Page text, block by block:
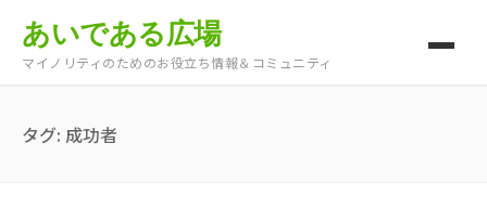
あいである広場
マイノリティのためのお役立ち情報＆コミュニティ
タグ: 成功者